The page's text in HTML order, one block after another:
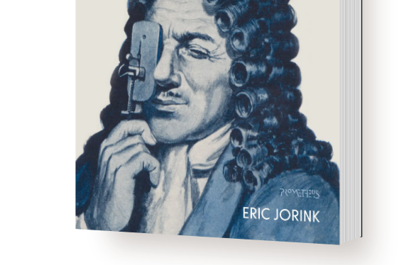
Een van de grootste wetenschappelijke
doorbraken aller tijden was de ontdekking
van bacteriën door Antoni van
Leeuwenhoek (1632-1723), die vanwege
zijn befaamde microscopen uitgeroepen
werd tot een van de grootste
Nederlanders. Hij werkte in een tijd
waarin de basis werd …